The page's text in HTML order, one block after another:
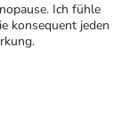
Ich fühle
konsequent jeden